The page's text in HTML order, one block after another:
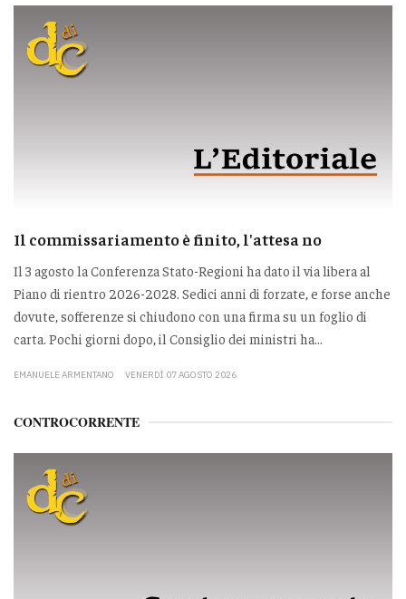
Il commissariamento è finito, l'attesa no
Il 3 agosto la Conferenza Stato-Regioni ha dato il via libera al
Piano di rientro 2026-2028. Sedici anni di forzate, e forse anche
dovute, sofferenze si chiudono con una firma su un foglio di
carta. Pochi giorni dopo, il Consiglio dei ministri ha...
EMANUELE ARMENTANO VENERDÌ 07 AGOSTO 2026
CONTROCORRENTE